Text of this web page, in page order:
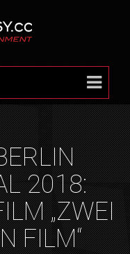
2018:
„ZWEI
FILM“